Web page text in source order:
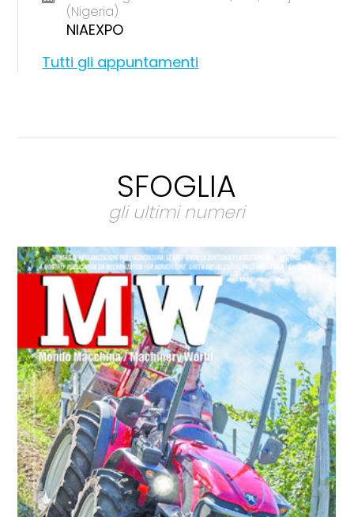
(Nigeria)
NIAEXPO
Tutti gli appuntamenti
SFOGLIA
gli ultimi numeri